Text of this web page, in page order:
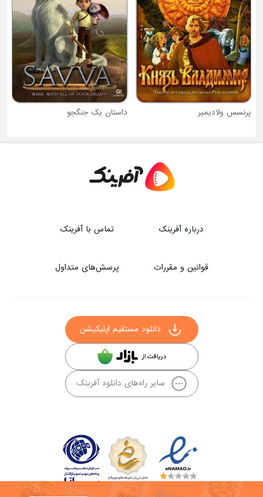
پرنسس ولادیمیر داستان یک جنگجو
درباره آفرینک تماس با آفرینک
قوانین و مقررات پرسش‌های متداول
دانلود مستقیم اپلیکیشن
سایر راه‌های دانلود آفرینک